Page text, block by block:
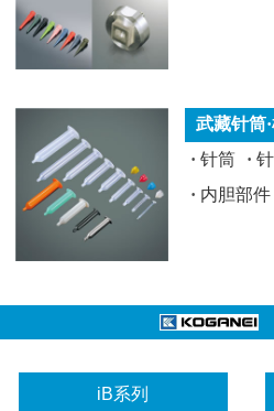
武藏针筒
· 针筒 ·
· 内胆部件
iB系列